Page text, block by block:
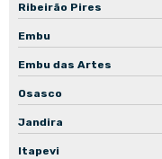
Ribeirão Pires
Embu
Embu das Artes
Osasco
Jandira
Itapevi